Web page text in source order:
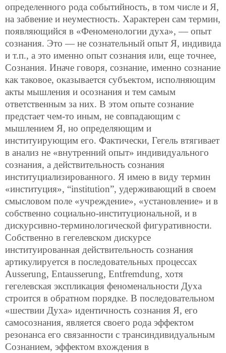
определенного рода событийность, в том числе и Я,
на забвение и неуместность. Характерен сам термин,
появляющийся в «Феноменологии духа», — опыт
сознания. Это — не сознательный опыт Я, индивида
и т.п., а это именно опыт сознания или, еще точнее,
Сознания. Иначе говоря, сознание, именно сознание
как таковое, оказывается субъектом, исполняющим
акты мышления и осознания и тем самым
ответственным за них. В этом опыте сознание
предстает чем-то иным, не совпадающим с
мышлением Я, но определяющим и
институирующим его. Фактически, Гегель втягивает
в анализ не «внутренний опыт» индивидуального
сознания, а действительность сознания
институциализированного. Я имею в виду термин
«институция», “institution”, удерживающий в своем
смысловом поле «учреждение», «установление» и в
собственно социально-институциональной, и в
дискурсивно-терминологической фигуративности.
Собственно в гегелевском дискурсе
институированная действительность сознания
артикулируется в последовательных процессах
Ausserung, Entausserung, Entfremdung, хотя
гегелевская экспликация феноменальности Духа
строится в обратном порядке. В последовательном
«шествии Духа» идентичность сознания Я, его
самосознания, является своего рода эффектом
резонанса его связанности с трансиндивидуальным
Сознанием, эффектом вхождения в